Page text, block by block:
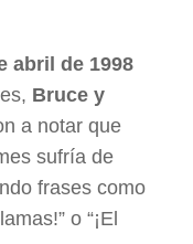
abril de 1998
Bruce y
a notar que
sufría de
frases como
o “¡El